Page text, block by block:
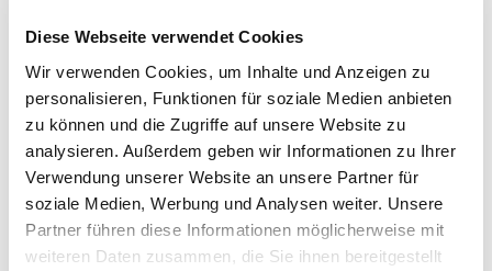
Diese Webseite verwendet Cookies
Wir verwenden Cookies, um Inhalte und Anzeigen zu
personalisieren, Funktionen für soziale Medien anbieten
zu können und die Zugriffe auf unsere Website zu
analysieren. Außerdem geben wir Informationen zu Ihrer
Verwendung unserer Website an unsere Partner für
soziale Medien, Werbung und Analysen weiter. Unsere
Partner führen diese Informationen möglicherweise mit
weiteren Daten zusammen, die Sie ihnen bereitgestellt